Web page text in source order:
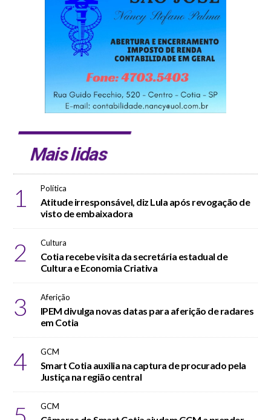
Mais lidas
1 Política
Atitude irresponsável, diz Lula após revogação de
visto de embaixadora
2 Cultura
Cotia recebe visita da secretária estadual de
Cultura e Economia Criativa
3 Aferição
IPEM divulga novas datas para aferição de radares
em Cotia
4 GCM
Smart Cotia auxilia na captura de procurado pela
Justiça na região central
GCM